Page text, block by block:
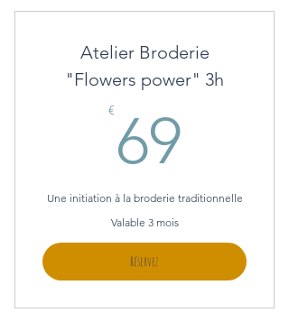
Atelier Broderie
"Flowers power" 3h
€ 69
Une initiation à la broderie traditionnelle
Valable 3 mois
Réservez